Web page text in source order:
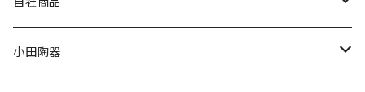
ボウル
リトルミイの日記念アイテム
スヌーピー
LISA LARSON(リサラーソン)
ねこ企画
小田陶器